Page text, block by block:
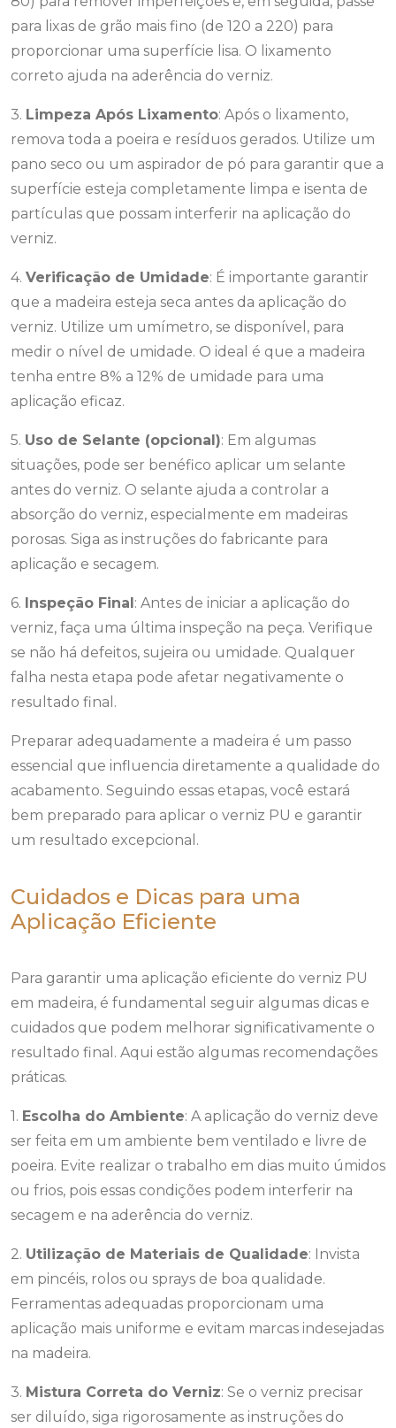
para lixas de grão mais fino (de 120 a 220) para
proporcionar uma superfície lisa. O lixamento
correto ajuda na aderência do verniz.
3. Limpeza Após Lixamento: Após o lixamento,
remova toda a poeira e resíduos gerados. Utilize um
pano seco ou um aspirador de pó para garantir que a
superfície esteja completamente limpa e isenta de
partículas que possam interferir na aplicação do
verniz.
4. Verificação de Umidade: É importante garantir
que a madeira esteja seca antes da aplicação do
verniz. Utilize um umímetro, se disponível, para
medir o nível de umidade. O ideal é que a madeira
tenha entre 8% a 12% de umidade para uma
aplicação eficaz.
5. Uso de Selante (opcional): Em algumas
situações, pode ser benéfico aplicar um selante
antes do verniz. O selante ajuda a controlar a
absorção do verniz, especialmente em madeiras
porosas. Siga as instruções do fabricante para
aplicação e secagem.
6. Inspeção Final: Antes de iniciar a aplicação do
verniz, faça uma última inspeção na peça. Verifique
se não há defeitos, sujeira ou umidade. Qualquer
falha nesta etapa pode afetar negativamente o
resultado final.
Preparar adequadamente a madeira é um passo
essencial que influencia diretamente a qualidade do
acabamento. Seguindo essas etapas, você estará
bem preparado para aplicar o verniz PU e garantir
um resultado excepcional.
Cuidados e Dicas para uma
Aplicação Eficiente
Para garantir uma aplicação eficiente do verniz PU
em madeira, é fundamental seguir algumas dicas e
cuidados que podem melhorar significativamente o
resultado final. Aqui estão algumas recomendações
práticas.
1. Escolha do Ambiente: A aplicação do verniz deve
ser feita em um ambiente bem ventilado e livre de
poeira. Evite realizar o trabalho em dias muito úmidos
ou frios, pois essas condições podem interferir na
secagem e na aderência do verniz.
2. Utilização de Materiais de Qualidade: Invista
em pincéis, rolos ou sprays de boa qualidade.
Ferramentas adequadas proporcionam uma
aplicação mais uniforme e evitam marcas indesejadas
na madeira.
3. Mistura Correta do Verniz: Se o verniz precisar
ser diluído, siga rigorosamente as instruções do